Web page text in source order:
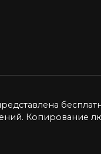
Система
Платон в
Копирование